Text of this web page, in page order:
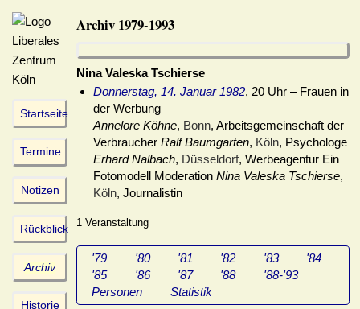
Startseite
Termine
Notizen
Rückblick
Archiv
Historie
Archiv 1979-1993
Nina Valeska Tschierse
Donnerstag, 14. Januar 1982, 20 Uhr – Frauen in
der Werbung
Annelore Köhne, Bonn, Arbeitsgemeinschaft der
VerbraucherRalf Baumgarten, Köln, Psychologe
Erhard Nalbach, Düsseldorf, Werbeagentur Ein
Fotomodell ModerationNina Valeska Tschierse,
Köln, Journalistin
1 Veranstaltung
'79 '80 '81 '82 '83
'84
'85
'86 '87 '88
'88-'93
Personen
Statistik